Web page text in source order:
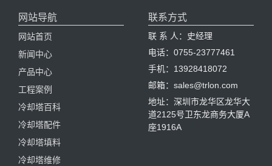
网站导航
网站首页
新闻中心
产品中心
工程案例
冷却塔百科
冷却塔配件
冷却塔填料
冷却塔维修
联系方式
联 系 人：史经理
电话：0755-23777461
手机：13928418072
邮箱：sales@trlon.com
地址：深圳市龙华区龙华大
道2125号卫东龙商务大厦A
座1916A